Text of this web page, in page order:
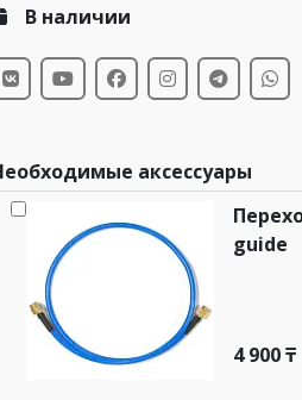
В наличии
аксессуары
guide
4 900 ₸